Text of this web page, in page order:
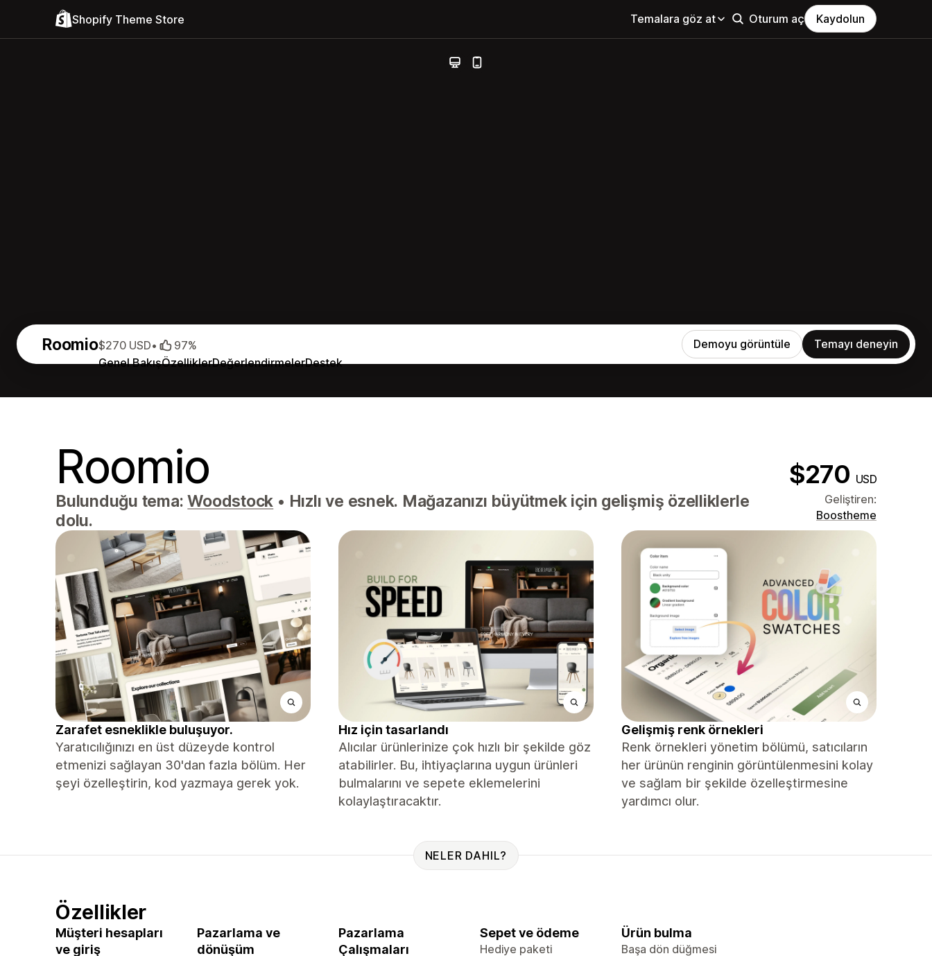
Shopify Theme Store Temalara göz at Oturum aç Kaydolun
Roomio
Genel BakışÖzelliklerDeğerlendirmelerDestek
$270 USD• 97% Demoyu görüntüle Temayı deneyin
Roomio $270 USD
Bulunduğu tema:Woodstock • Hızlı ve esnek. Mağazanızı büyütmek için gelişmiş özelliklerle
dolu.
Geliştiren:
Boostheme
Zarafet esneklikle buluşuyor.
Yaratıcılığınızı en üst düzeyde kontrol
etmenizi sağlayan 30'dan fazla bölüm. Her
şeyi özelleştirin, kod yazmaya gerek yok.
Hız için tasarlandı
Alıcılar ürünlerinize çok hızlı bir şekilde göz
atabilirler. Bu, ihtiyaçlarına uygun ürünleri
bulmalarını ve sepete eklemelerini
kolaylaştıracaktır.
Gelişmiş renk örnekleri
Renk örnekleri yönetim bölümü, satıcıların
her ürünün renginin görüntülenmesini kolay
ve sağlam bir şekilde özelleştirmesine
yardımcı olur.
NELER DAHIL?
Özellikler
Müşteri hesapları
ve giriş
Pazarlama ve
dönüşüm
Pazarlama
Çalışmaları
Sepet ve ödeme
Hediye paketi
Ürün bulma
Başa dön düğmesi